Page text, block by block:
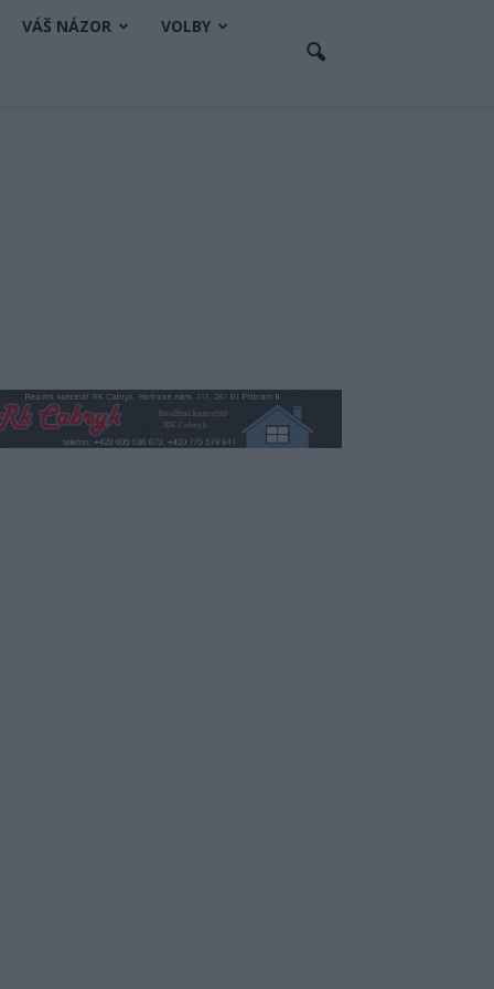
VÁŠ NÁZOR VOLBY